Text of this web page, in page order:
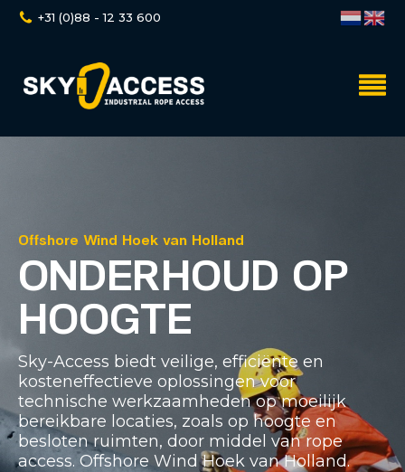
+31 (0)88 - 12 33 600
Offshore Wind Hoek van Holland
ONDERHOUD OP
HOOGTE
Sky-Access biedt veilige, efficiënte en
kosteneffectieve oplossingen voor
technische werkzaamheden op moeilijk
bereikbare locaties, zoals op hoogte en
besloten ruimten, door middel van rope
access. Offshore Wind Hoek van Holland.